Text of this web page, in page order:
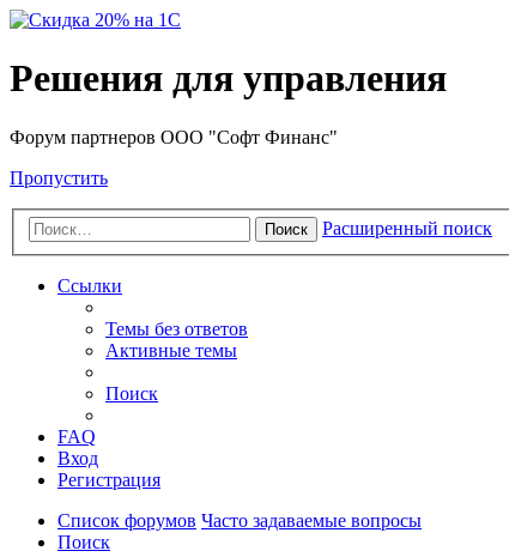
Решения для управления
Форум партнеров ООО "Софт Финанс"
Пропустить
Поиск Расширенный поиск
Ссылки
Темы без ответов
Активные темы
Поиск
FAQ
Вход
Регистрация
Список форумов Часто задаваемые вопросы
Поиск